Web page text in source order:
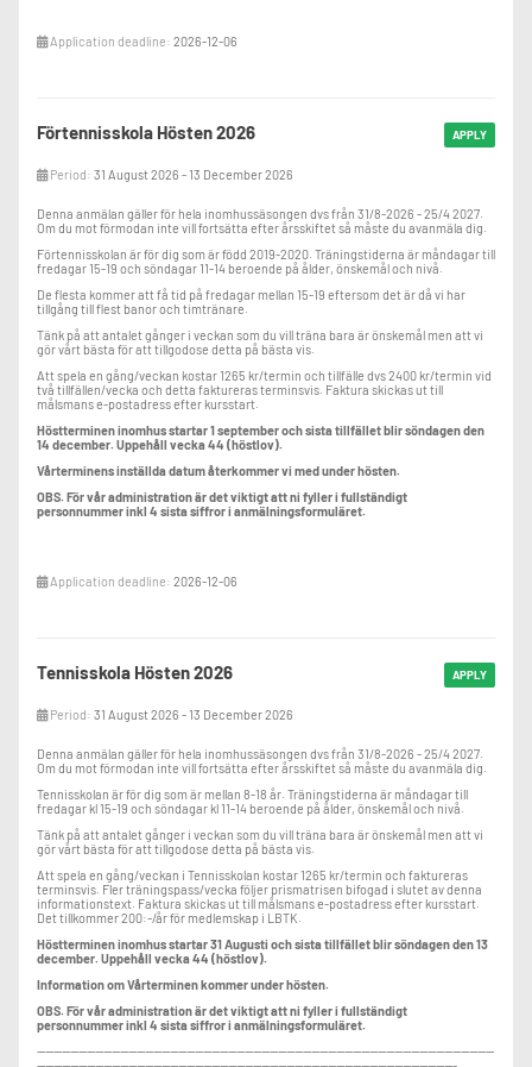
Application deadline: 2026-12-06
APPLY
Förtennisskola Hösten 2026
Period: 31 August 2026 - 13 December 2026
Denna anmälan gäller för hela inomhussäsongen dvs från 31/8-2026 - 25/4 2027.
Om du mot förmodan inte vill fortsätta efter årsskiftet så måste du avanmäla dig.
Förtennisskolan är för dig som är född 2019-2020. Träningstiderna är måndagar till
fredagar 15-19 och söndagar 11-14 beroende på ålder, önskemål och nivå.
De flesta kommer att få tid på fredagar mellan 15-19 eftersom det är då vi har
tillgång till flest banor och timtränare.
Tänk på att antalet gånger i veckan som du vill träna bara är önskemål men att vi
gör vårt bästa för att tillgodose detta på bästa vis.
Att spela en gång/veckan kostar 1265 kr/termin och tillfälle dvs 2400 kr/termin vid
två tillfällen/vecka och detta faktureras terminsvis. Faktura skickas ut till
målsmans e-postadress efter kursstart.
Höstterminen inomhus startar 1 september och sista tillfället blir söndagen den
14 december. Uppehåll vecka 44 (höstlov).
Vårterminens inställda datum återkommer vi med under hösten.
OBS. För vår administration är det viktigt att ni fyller i fullständigt
personnummer inkl 4 sista siffror i anmälningsformuläret.
Application deadline: 2026-12-06
APPLY
Tennisskola Hösten 2026
Period: 31 August 2026 - 13 December 2026
Denna anmälan gäller för hela inomhussäsongen dvs från 31/8-2026 - 25/4 2027.
Om du mot förmodan inte vill fortsätta efter årsskiftet så måste du avanmäla dig.
Tennisskolan är för dig som är mellan 8-18 år. Träningstiderna är måndagar till
fredagar kl 15-19 och söndagar kl 11-14 beroende på ålder, önskemål och nivå.
Tänk på att antalet gånger i veckan som du vill träna bara är önskemål men att vi
gör vårt bästa för att tillgodose detta på bästa vis.
Att spela en gång/veckan i Tennisskolan kostar 1265 kr/termin och faktureras
terminsvis. Fler träningspass/vecka följer prismatrisen bifogad i slutet av denna
informationstext. Faktura skickas ut till målsmans e-postadress efter kursstart.
Det tillkommer 200:-/år för medlemskap i LBTK.
Höstterminen inomhus startar 31 Augusti och sista tillfället blir söndagen den 13
december. Uppehåll vecka 44 (höstlov).
Information om Vårterminen kommer under hösten.
OBS. För vår administration är det viktigt att ni fyller i fullständigt
personnummer inkl 4 sista siffror i anmälningsformuläret.
--------------------------------------------------------------------------------------------------------------